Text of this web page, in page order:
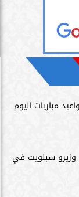
مباريات اليوم
وزيرو سبلويت في